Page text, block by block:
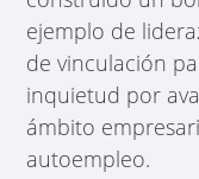
ejemplo de
de vinculación
inquietud por
ámbito
autoempleo.